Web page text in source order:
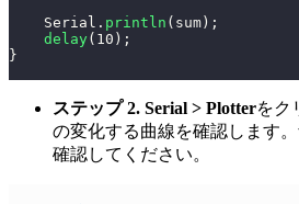
    Serial
. println ( sum ) ;
delay( 10 ) ;
}
ステップ 2. Serial > Plotterをク
の変化する曲線を確認します
確認してください。